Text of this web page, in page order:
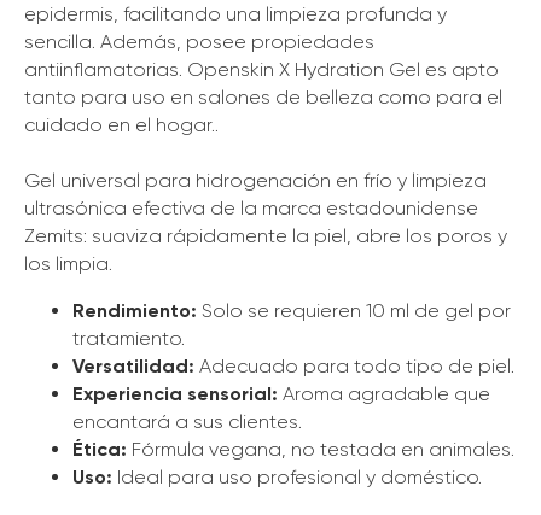
epidermis, facilitando una limpieza profunda y
sencilla. Además, posee propiedades
antiinflamatorias. Openskin X Hydration Gel es apto
tanto para uso en salones de belleza como para el
cuidado en el hogar..
Gel universal para hidrogenación en frío y limpieza
ultrasónica efectiva de la marca estadounidense
Zemits: suaviza rápidamente la piel, abre los poros y
los limpia.
Rendimiento: Solo se requieren 10 ml de gel por
tratamiento.
Versatilidad: Adecuado para todo tipo de piel.
Experiencia sensorial: Aroma agradable que
encantará a sus clientes.
Ética: Fórmula vegana, no testada en animales.
Uso: Ideal para uso profesional y doméstico.